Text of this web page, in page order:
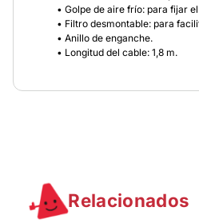
• Golpe de aire frío: para fijar
• Filtro desmontable: para
• Anillo de enganche.
• Longitud del cable: 1,8 m.
Relacionados